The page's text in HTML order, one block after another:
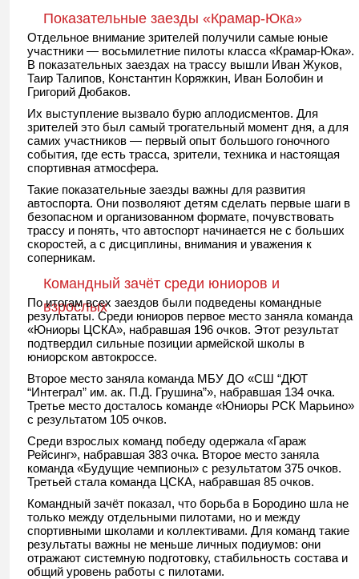
Показательные заезды «Крамар-Юка»
Отдельное внимание зрителей получили самые юные
участники — восьмилетние пилоты класса «Крамар-Юка».
В показательных заездах на трассу вышли Иван Жуков,
Таир Талипов, Константин Коряжкин, Иван Болобин и
Григорий Дюбаков.
Их выступление вызвало бурю аплодисментов. Для
зрителей это был самый трогательный момент дня, а для
самих участников — первый опыт большого гоночного
события, где есть трасса, зрители, техника и настоящая
спортивная атмосфера.
Такие показательные заезды важны для развития
автоспорта. Они позволяют детям сделать первые шаги в
безопасном и организованном формате, почувствовать
трассу и понять, что автоспорт начинается не с больших
скоростей, а с дисциплины, внимания и уважения к
соперникам.
Командный зачёт среди юниоров и
взрослых
По итогам всех заездов были подведены командные
результаты. Среди юниоров первое место заняла команда
«Юниоры ЦСКА», набравшая 196 очков. Этот результат
подтвердил сильные позиции армейской школы в
юниорском автокроссе.
Второе место заняла команда МБУ ДО «СШ “ДЮТ
“Интеграл” им. ак. П.Д. Грушина”», набравшая 134 очка.
Третье место досталось команде «Юниоры РСК Марьино»
с результатом 105 очков.
Среди взрослых команд победу одержала «Гараж
Рейсинг», набравшая 383 очка. Второе место заняла
команда «Будущие чемпионы» с результатом 375 очков.
Третьей стала команда ЦСКА, набравшая 85 очков.
Командный зачёт показал, что борьба в Бородино шла не
только между отдельными пилотами, но и между
спортивными школами и коллективами. Для команд такие
результаты важны не меньше личных подиумов: они
отражают системную подготовку, стабильность состава и
общий уровень работы с пилотами.